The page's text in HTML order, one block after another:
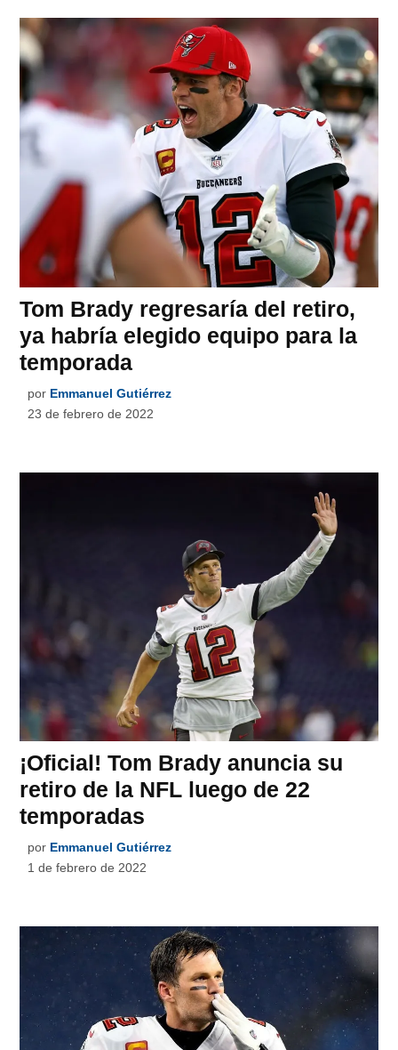
Tom Brady regresaría del retiro,
ya habría elegido equipo para la
temporada
por Emmanuel Gutiérrez
23 de febrero de 2022
¡Oficial! Tom Brady anuncia su
retiro de la NFL luego de 22
temporadas
por Emmanuel Gutiérrez
1 de febrero de 2022